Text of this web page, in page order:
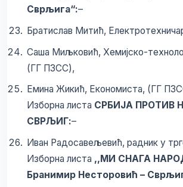
Сврљига“:–
Братислав Митић,
Саша Миљковић, Хемијско-
(ГГ ПЗСС),
Емина Жикић, Економиста, (ГГ
Изборна листа СРБИЈА ПРОТИВ
СВРЉИГ:–
Иван Радосавељевић, радник у
Изборна листа ,,МИ СНАГА
Бранимир Несторовић –